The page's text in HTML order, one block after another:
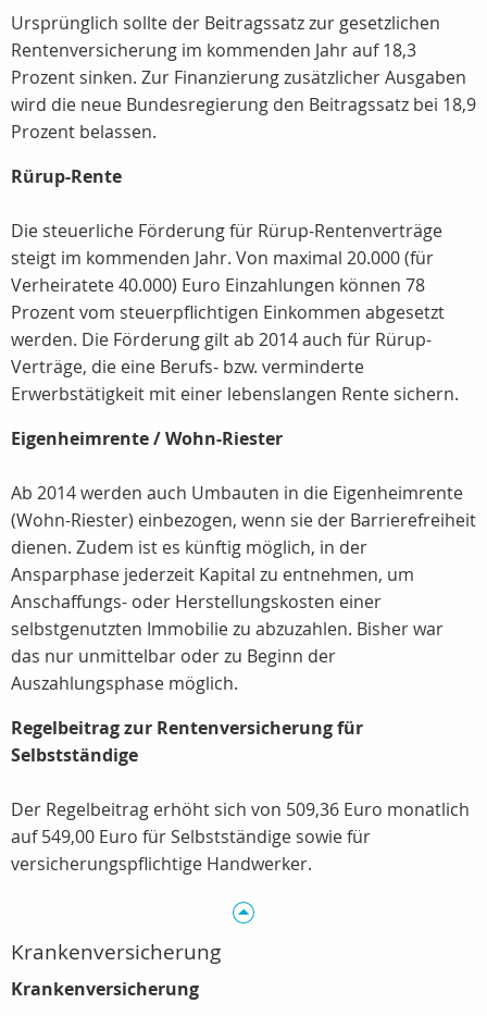
Ursprünglich sollte der Beitragssatz zur gesetzlichen
Rentenversicherung im kommenden Jahr auf 18,3
Prozent sinken. Zur Finanzierung zusätzlicher Ausgaben
wird die neue Bundesregierung den Beitragssatz bei 18,9
Prozent belassen.
Rürup-Rente
Die steuerliche Förderung für Rürup-Rentenverträge
steigt im kommenden Jahr. Von maximal 20.000 (für
Verheiratete 40.000) Euro Einzahlungen können 78
Prozent vom steuerpflichtigen Einkommen abgesetzt
werden. Die Förderung gilt ab 2014 auch für Rürup-
Verträge, die eine Berufs- bzw. verminderte
Erwerbstätigkeit mit einer lebenslangen Rente sichern.
Eigenheimrente / Wohn-Riester
Ab 2014 werden auch Umbauten in die Eigenheimrente
(Wohn-Riester) einbezogen, wenn sie der Barrierefreiheit
dienen. Zudem ist es künftig möglich, in der
Ansparphase jederzeit Kapital zu entnehmen, um
Anschaffungs- oder Herstellungskosten einer
selbstgenutzten Immobilie zu abzuzahlen. Bisher war
das nur unmittelbar oder zu Beginn der
Auszahlungsphase möglich.
Regelbeitrag zur Rentenversicherung für
Selbstständige
Der Regelbeitrag erhöht sich von 509,36 Euro monatlich
auf 549,00 Euro für Selbstständige sowie für
versicherungspflichtige Handwerker.
Krankenversicherung
Krankenversicherung